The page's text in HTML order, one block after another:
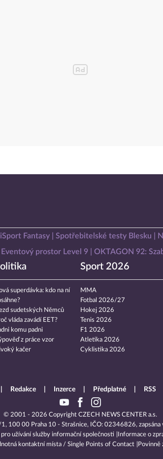
iSport Fantasy Spotřebitelské testy Blesku
Eventový prostor Level 9 OKTAGON 92:
superdávka: kdo na ní
sudetských Němců
vláda zavádí EET?
komu padni
z práce vzor
kačer
Sport 2026
MMA
Fotbal 2026/27
Hokej 2026
Tenis 2026
F1 2026
Atletika 2026
Cyklistika 2026
Redakce Inzerce Předplatné RSS
© 2001 - 2026 Copyright CZECH NEWS CENTER a.s.
100 00 Praha 10 - Strašnice, IČO: 02346826, zapsána
užívání služby informační společnosti Informace o
kontaktní místa / Single Points of Contact Povinně